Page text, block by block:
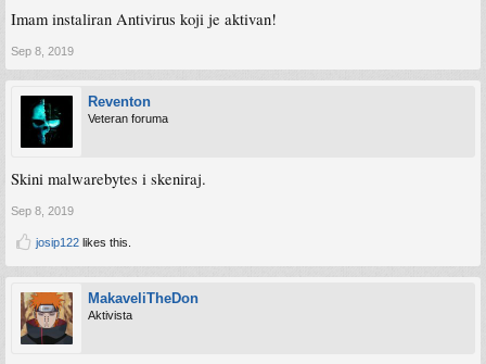
Imam instaliran Antivirus koji je aktivan!
Sep 8, 2019
Reventon
Veteran foruma
Skini malwarebytes i skeniraj.
Sep 8, 2019
josip122 likes this.
MakaveliTheDon
Aktivista